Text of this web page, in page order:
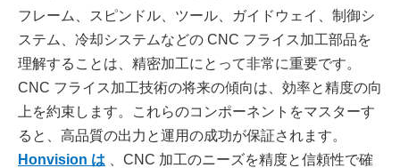
フレーム、スピンドル、ツール、ガイドウェイ、制御シ
ステム、冷却システムなどの CNC フライス加工部品を
理解することは、精密加工にとって非常に重要です。
CNC フライス加工技術の将来の傾向は、効率と精度の向
上を約束します。これらのコンポーネントをマスターす
ると、高品質の出力と運用の成功が保証されます。
Honvision は 、CNC 加工のニーズを精度と信頼性で確